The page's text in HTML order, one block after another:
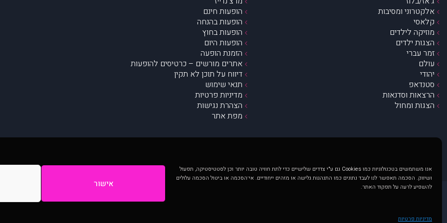
אנו משתמשים בטכנולוגיות כמו Cookies גם ע"י צדדים שלישיים כדי לתת חוויה טובה יותר וכן לסטטיסטיקה, תפעול
ושיווק. הסכמה תאפשר לנו לעבד נתונים כמו התנהגות גלישה או מזהים ייחודיים. אי־הסכמה או ביטול הסכמה עלולים
להשפיע לרעה על תפקוד האתר.
אישור
מדיניות פרטיות
אלקטרוני ומסיבות
קלאסי
מוזיקה לילדים
הצגות ילדים
זמר עברי
עולם
יהודי
סטנדאפ
הרצאות וסדנאות
הצגות ומחול
הופעות חינם
הופעות בהנחה
הופעות בחוץ
הופעות היום
הזמנת הופעה
אתרים מורשים – כרטיסים להופעות
דיווח על תוכן לא תקין
תנאי שימוש
מדיניות פרטיות
הצהרת נגישות
מפת אתר